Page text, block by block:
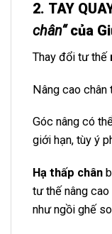
2. TAY
chân“của
Thay đổi tư thế
Nâng cao
Góc nâng có
giới hạn, tùy ý
Hạ thấp chân
tư thế nâng
như ngồi ghế